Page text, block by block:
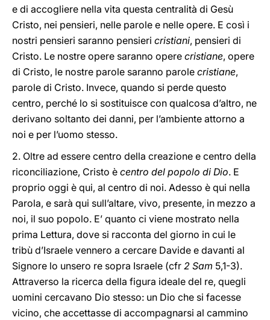
e di accogliere nella vita questa centralità di Gesù
Cristo, nei pensieri, nelle parole e nelle opere. E così i
nostri pensieri saranno pensieri cristiani, pensieri di
Cristo. Le nostre opere saranno opere cristiane, opere
di Cristo, le nostre parole saranno parole cristiane,
parole di Cristo. Invece, quando si perde questo
centro, perché lo si sostituisce con qualcosa d’altro, ne
derivano soltanto dei danni, per l’ambiente attorno a
noi e per l’uomo stesso.
2. Oltre ad essere centro della creazione e centro della
riconciliazione, Cristo è centro del popolo di Dio. E
proprio oggi è qui, al centro di noi. Adesso è qui nella
Parola, e sarà qui sull’altare, vivo, presente, in mezzo a
noi, il suo popolo. E’ quanto ci viene mostrato nella
prima Lettura, dove si racconta del giorno in cui le
tribù d’Israele vennero a cercare Davide e davanti al
Signore lo unsero re sopra Israele (cfr 2 Sam 5,1-3).
Attraverso la ricerca della figura ideale del re, quegli
uomini cercavano Dio stesso: un Dio che si facesse
vicino, che accettasse di accompagnarsi al cammino